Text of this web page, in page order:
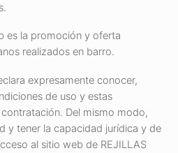
es la promoción y oferta
realizados en barro.
expresamente conocer,
de uso y estas
Del mismo modo,
y tener la capacidad jurídica y de
al sitio web de REJILLAS